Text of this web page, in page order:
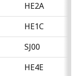
HE2A
HE1C
SJ00
HE4E